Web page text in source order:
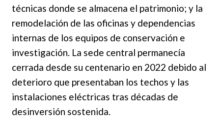
técnicas donde se almacena el patrimonio; y la
remodelación de las oficinas y dependencias
internas de los equipos de conservación e
investigación. La sede central permanecía
cerrada desde su centenario en 2022 debido al
deterioro que presentaban los techos y las
instalaciones eléctricas tras décadas de
desinversión sostenida.